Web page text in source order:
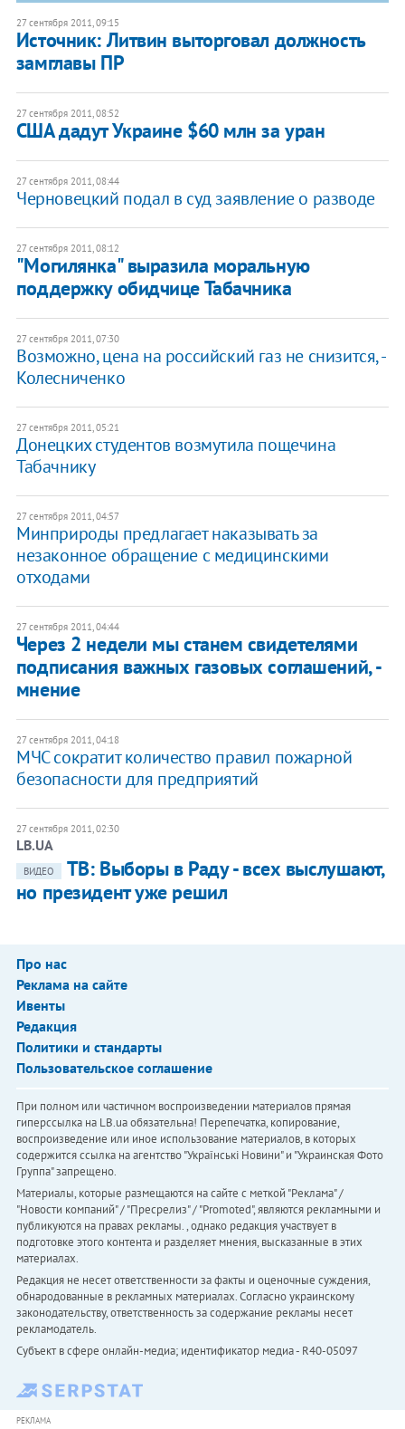
27 сентября 2011, 09:15
Источник: Литвин выторговал должность
замглавы ПР
27 сентября 2011, 08:52
США дадут Украине $60 млн за уран
27 сентября 2011, 08:44
Черновецкий подал в суд заявление о разводе
27 сентября 2011, 08:12
"Могилянка" выразила моральную
поддержку обидчице Табачника
27 сентября 2011, 07:30
Возможно, цена на российский газ не снизится, -
Колесниченко
27 сентября 2011, 05:21
​​Донецких студентов возмутила пощечина
Табачнику
27 сентября 2011, 04:57
​Минприроды предлагает наказывать за
незаконное обращение с медицинскими
отходами
27 сентября 2011, 04:44
Через 2 недели мы станем свидетелями
подписания важных газовых соглашений, -
мнение
27 сентября 2011, 04:18
МЧС сократит количество правил пожарной
безопасности для предприятий
27 сентября 2011, 02:30
LB.UA
ВИДЕО
ТВ: Выборы в Раду - всех выслушают,
но президент уже решил
Про нас
Реклама на сайте
Ивенты
Редакция
Политики и стандарты
Пользовательское соглашение
При полном или частичном воспроизведении материалов прямая
гиперссылка на LB.ua обязательна! Перепечатка, копирование,
воспроизведение или иное использование материалов, в которых
содержится ссылка на агентство "Українськi Новини" и "Украинская Фото
Группа" запрещено.
Материалы, которые размещаются на сайте с меткой "Реклама" /
"Новости компаний" / "Пресрелиз" / "Promoted", являются рекламными и
публикуются на правах рекламы. , однако редакция участвует в
подготовке этого контента и разделяет мнения, высказанные в этих
материалах.
Редакция не несет ответственности за факты и оценочные суждения,
обнародованные в рекламных материалах. Согласно украинскому
законодательству, ответственность за содержание рекламы несет
рекламодатель.
Субъект в сфере онлайн-медиа; идентификатор медиа - R40-05097
РЕКЛАМА